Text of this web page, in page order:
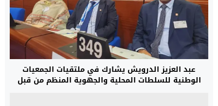
عبد العزيز الدرويش يشارك في ملتقيات الجمعيات
الوطنية للسلطات المحلية والجهوية المنظم من قبل